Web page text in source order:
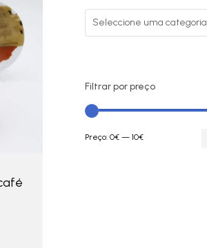
Seleccione uma categoria
Filtrar por preço
Preço:0€ —10€